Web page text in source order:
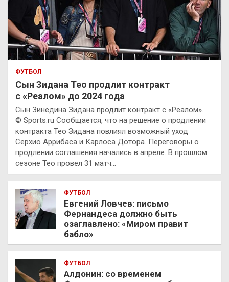
ФУТБОЛ
Сын Зидана Тео продлит контракт
с «Реалом» до 2024 года
Сын Зинедина Зидана продлит контракт с «Реалом».
© Sports.ru Сообщается, что на решение о продлении
контракта Тео Зидана повлиял возможный уход
Серхио Аррибаса и Карлоса Дотора. Переговоры о
продлении соглашения начались в апреле. В прошлом
сезоне Тео провел 31 матч…
ФУТБОЛ
Евгений Ловчев: письмо
Фернандеса должно быть
озаглавлено: «Миром правит
бабло»
ФУТБОЛ
Алдонин: со временем